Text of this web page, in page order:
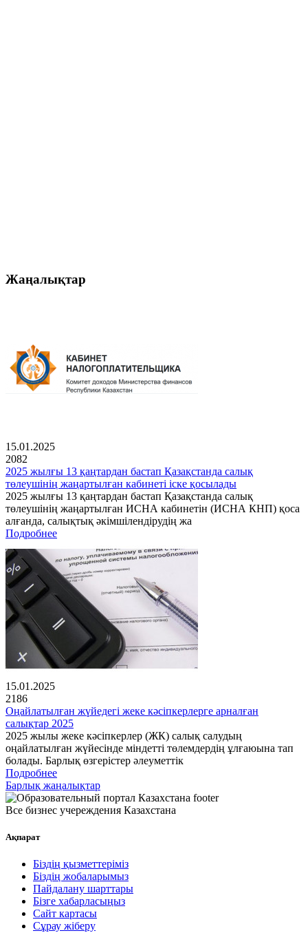
Жаңалықтар
15.01.2025
2082
2025 жылғы 13 қаңтардан бастап Қазақстанда салық
төлеушінің жаңартылған кабинеті іске қосылады
2025 жылғы 13 қаңтардан бастап Қазақстанда салық
төлеушінің жаңартылған ИСНА кабинетін (ИСНА КНП) қоса
алғанда, салықтық әкімшілендірудің жа
Подробнее
15.01.2025
2186
Оңайлатылған жүйедегі жеке кәсіпкерлерге арналған
салықтар 2025
2025 жылы жеке кәсіпкерлер (ЖК) салық салудың
оңайлатылған жүйесінде міндетті төлемдердің ұлғаюына тап
болады. Барлық өзгерістер әлеуметтік
Подробнее
Барлық жаңалықтар
Все бизнес учереждения Казахстана
Ақпарат
Біздің қызметтеріміз
Біздің жобаларымыз
Пайдалану шарттары
Бізге хабарласыңыз
Сайт картасы
Сұрау жіберу